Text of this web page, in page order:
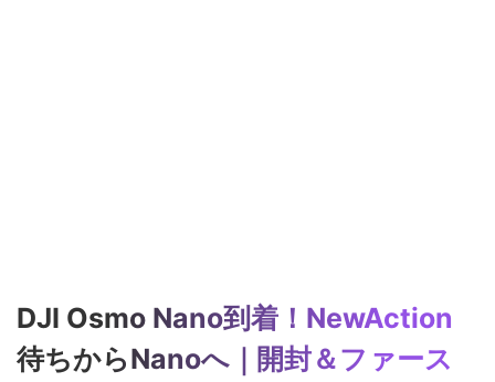
DJI Osmo Nano到着！NewAction
待ちからNanoへ｜開封＆ファース